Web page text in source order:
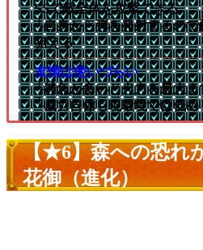
SSで敵全体を攻撃できる
└自身から弾を発射するの
狙える
友情は使いづらい
└雑魚が多いと火力を最大ま
└威力自体も現環境では低め
【★6】森への恐れ
花御（進化）